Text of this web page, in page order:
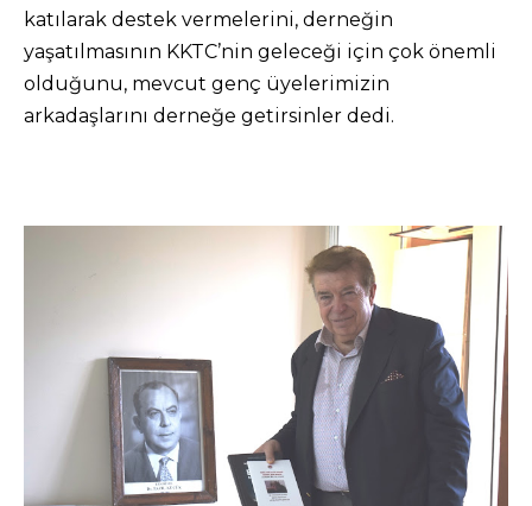
katılarak destek vermelerini, derneğin
yaşatılmasının KKTC’nin geleceği için çok önemli
olduğunu, mevcut genç üyelerimizin
arkadaşlarını derneğe getirsinler dedi.